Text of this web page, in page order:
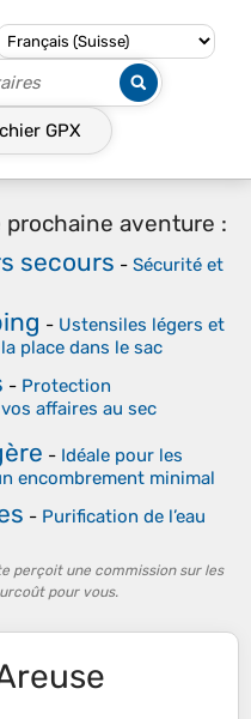
GPX
aventure :
secours - Sécurité et
- Ustensiles légers et
place dans le sac
- Protection
affaires au sec
- Idéale pour les
encombrement minimal
- Purification de l’eau
perçoit une commission sur les
pour vous.